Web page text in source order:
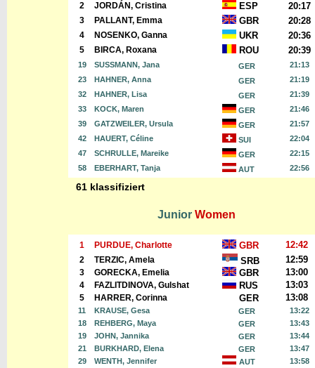
2 JORDÁN, Cristina ESP 20:17
3 PALLANT, Emma GBR 20:28
4 NOSENKO, Ganna UKR 20:36
5 BIRCA, Roxana ROU 20:39
19 SUSSMANN, Jana GER
21:13
23
HAHNER, Anna GER
21:19
32
HAHNER, Lisa GER
21:39
33
KOCK, Maren GER
21:46
39
GATZWEILER, Ursula GER
21:57
42
HAUERT, Céline SUI
22:04
47
SCHRULLE, Mareike GER
22:15
58
EBERHART, Tanja AUT 22:56
61 klassifiziert
Junior Women
1 PURDUE, Charlotte GBR 12:42
2 TERZIC, Amela SRB 12:59
3 GORECKA, Emelia GBR 13:00
4 FAZLITDINOVA, Gulshat RUS 13:03
5 HARRER, Corinna GER 13:08
11 KRAUSE, Gesa GER
13:22
18
REHBERG, Maya GER
13:43
19
JOHN, Jannika GER
13:44
21
BURKHARD, Elena GER
13:47
29
WENTH, Jennifer AUT
13:58